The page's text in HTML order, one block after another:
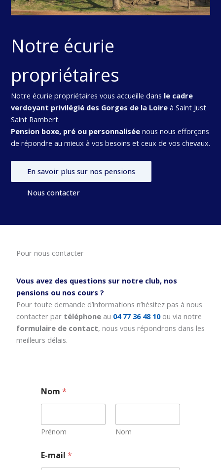
Notre écurie
propriétaires
Notre écurie propriétaires vous accueille dans le cadre
verdoyant privilégié des Gorges de la Loireà Saint Just
Saint Rambert.
Pension boxe, pré ou personnaliséenous nous efforçons
de répondre au mieux à vos besoins et ceux de vos chevaux.
En savoir plus sur nos pensions
Nous contacter
Pour nous contacter
Vous avez des questions sur notre club, nos
pensions ou nos cours ?
Pour toute demande d’informations n’hésitez pas à nous
contacter par téléphoneau 04 77 36 48 10 ou via notre
formulaire de contact, nous vous répondrons dans les
meilleurs délais.
Nom*
Prénom Nom
o
m
E-mail*